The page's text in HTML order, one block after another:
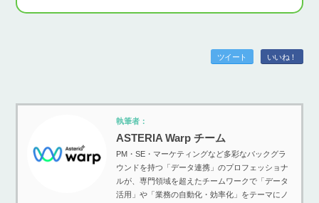
ツイート いいね！
執筆者：
ASTERIA Warp チーム
PM・SE・マーケティングなど多彩なバックグラ
ウンドを持つ「データ連携」のプロフェッショナ
ルが、専門領域を超えたチームワークで「データ
活用」や「業務の自動化・効率化」をテーマにノ